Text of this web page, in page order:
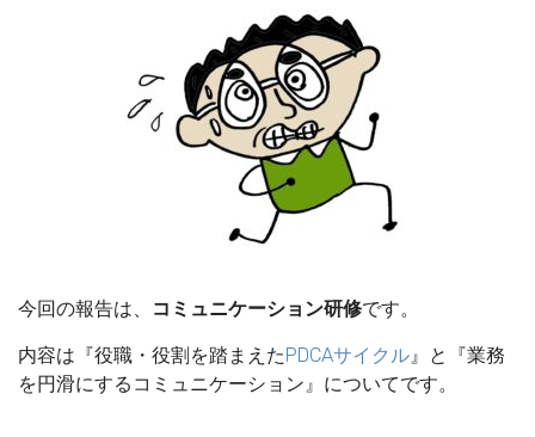
今回の報告は、 コミュニケーション研修です。
内容は『役職・役割を踏まえた PDCAサイクル』と『業務
を円滑にするコミュニケーション』についてです。